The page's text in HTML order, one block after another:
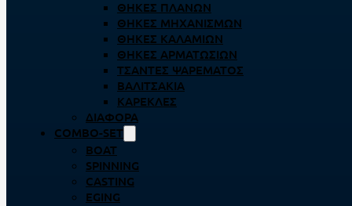
ΘΉΚΕΣ ΠΛΆΝΩΝ
ΘΉΚΕΣ ΜΗΧΑΝΙΣΜΏΝ
ΘΉΚΕΣ ΚΑΛΑΜΙΏΝ
ΘΉΚΕΣ ΑΡΜΑΤΩΣΙΏΝ
ΤΣΆΝΤΕΣ ΨΑΡΈΜΑΤΟΣ
ΒΑΛΙΤΣΆΚΙΑ
ΚΑΡΈΚΛΕΣ
ΔΙΆΦΟΡΑ
COMBO-SET
BOAT
SPINNING
CASTING
EGING